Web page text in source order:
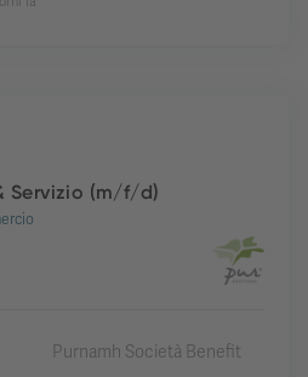
Servizio (m/f/d)
Purnamh Società Benefit